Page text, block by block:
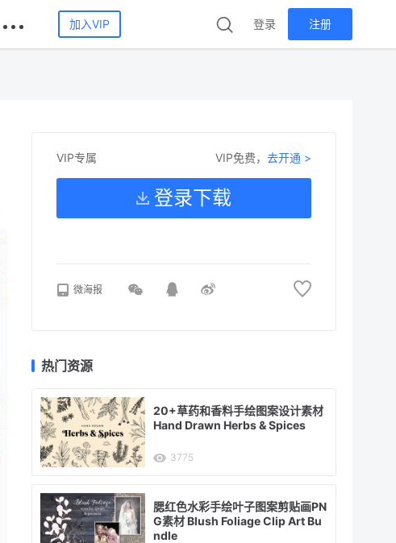
加入VIP 登录 注册
VIP专属 VIP免费，去开通 >
登录下载
微海报
热门资源
20+草药和香料手绘图案设计素材
Hand Drawn Herbs & Spices
3775
腮红色水彩手绘叶子图案剪贴画PN
G素材 Blush Foliage Clip Art Bu
ndle